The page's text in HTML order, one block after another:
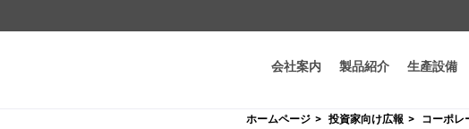
会社案内 製品紹介 生產設備
ホームページ 投資家向け広報 コーポレ